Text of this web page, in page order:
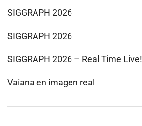
SIGGRAPH 2026
SIGGRAPH 2026
SIGGRAPH 2026 – Real Time Live!
Vaiana en imagen real